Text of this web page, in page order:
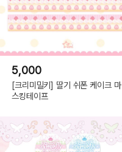
5,000
[크리미밀키] 딸기 쉬폰 케이크 마
스킹테이프